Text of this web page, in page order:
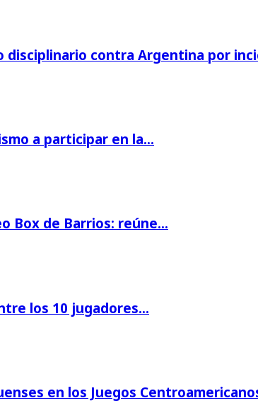
disciplinario contra Argentina por
a participar en la…
Box de Barrios: reúne…
los 10 jugadores…
en los Juegos